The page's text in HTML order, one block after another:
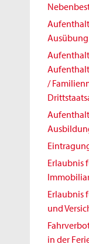
/
Erlaubnis
Erlaubnis
und
in der